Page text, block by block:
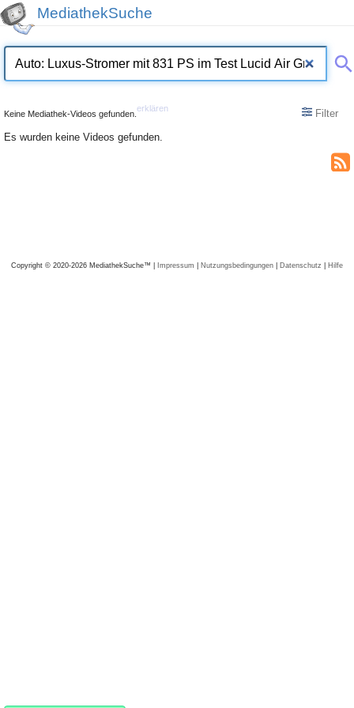
MediathekSuche
Keine Mediathek-Videos gefunden.
erklären
Filter
Es wurden keine Videos gefunden.
Copyright © 2020-2026 MediathekSuche™ | Impressum | Nutzungsbedingungen | Datenschutz | Hilfe